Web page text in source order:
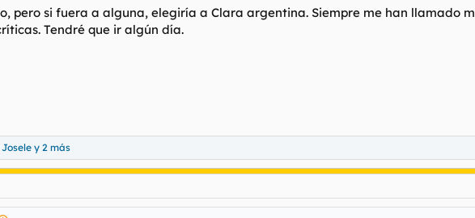
pero si fuera a alguna, elegiría a Clara argentina. Siempre me han llamado
Tendré que ir algún día.
Josele y 2 más